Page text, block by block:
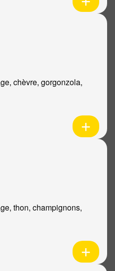
chèvre, gorgonzola,
thon, champignons,